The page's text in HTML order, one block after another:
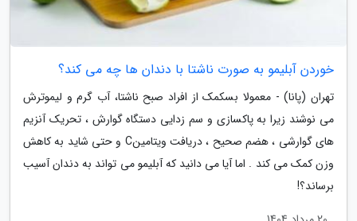
خوردن آبلیمو به صورت ناشتا با دندان ها چه می کند؟
تهران (پانا) - معمولا بسکمک از افراد صبح ناشتا، آب گرم و لیموترش
می نوشند زیرا به پاکسازی و سم زدایی دستگاه گوارش ، تحریک آنزیم
های گوارشی ، هضم صحیح ، دریافت ویتامینC و حتی شاید به کاهش
وزن کمک می کند . اما آیا می دانید که آبلیمو می تواند به دندان آسیب
برساند؟!